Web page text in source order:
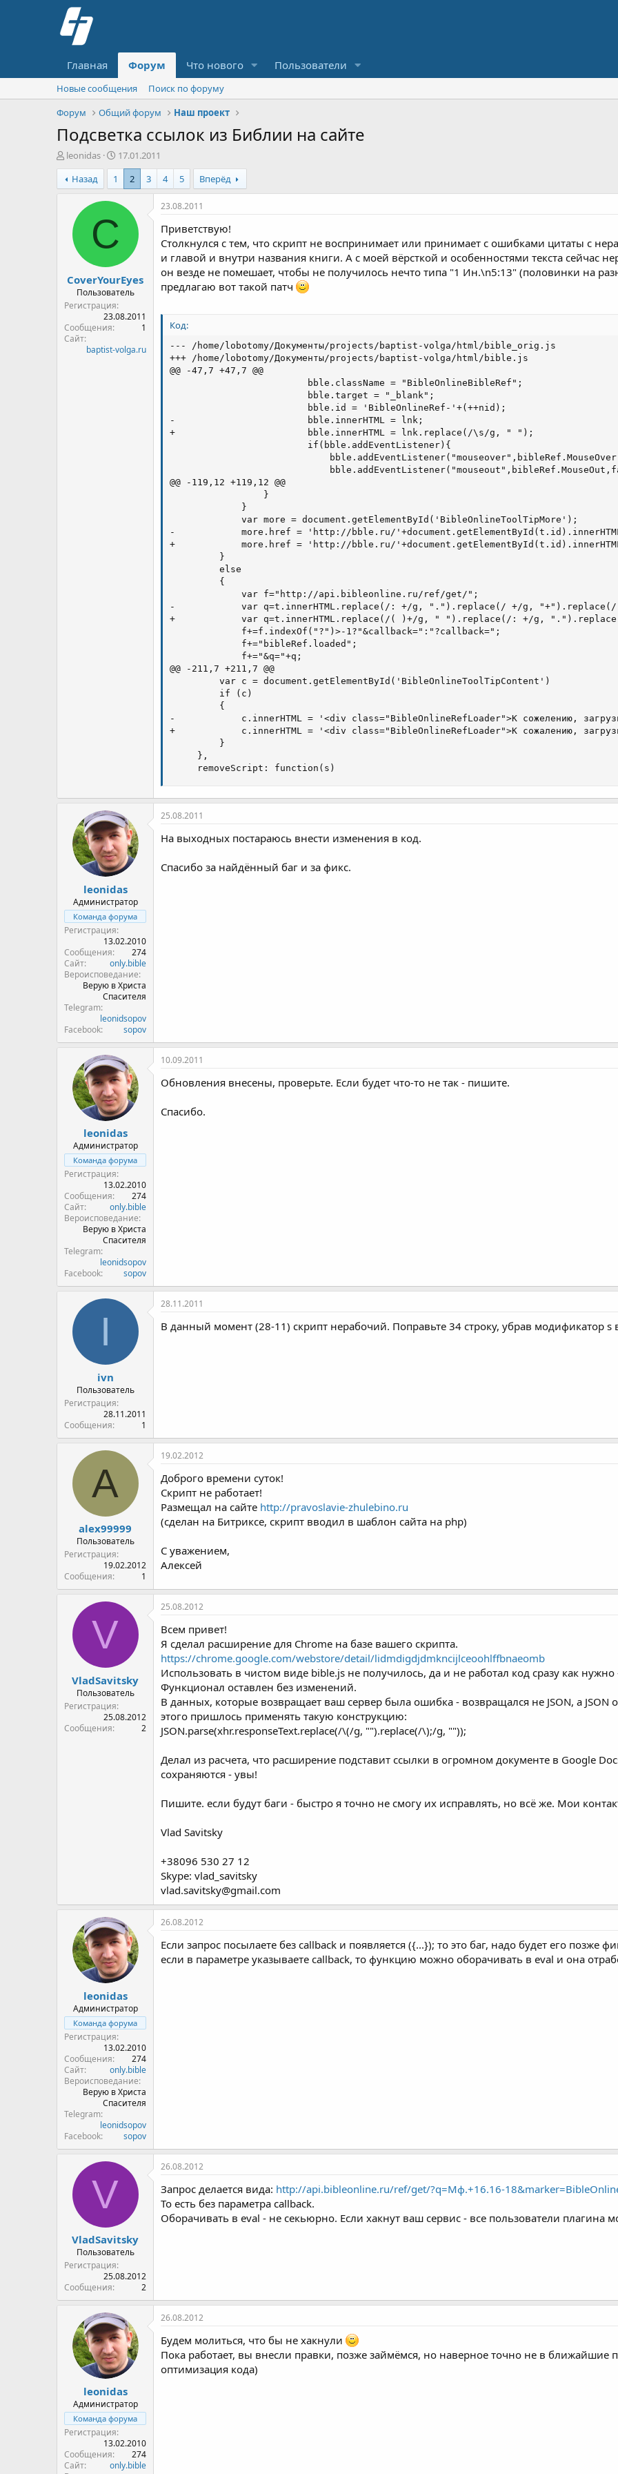
Главная Форум Что нового Пользователи
Новые сообщения
Поиск по форуму
Форум
Общий форум Наш проект
Подсветка ссылок из Библии на сайте
А
в
т
о
leonidas
Д
а
а
н
ч
а
а
17.01.2011
Назад
1 2 3 4 5 Вперёд
C
CoverYourEyes
Пользователь
Регистрация
23.08.2011
Сообщения
1
Сайт
baptist-volga.ru
23.08.2011
Приветствую!
Столкнулся с тем, что скрипт не воспринимает или принимает с ошибками цитаты с
и главой и внутри названия книги. А с моей вёрсткой и особенностями текста сейчас
он везде не помешает, чтобы не получилось нечто типа "1 Ин.\n5:13" (половинки на
предлагаю вот такой патч
Код:
--- /home/lobotomy/Документы/projects/baptist-volga/html/bible_orig.js
+++ /home/lobotomy/Документы/projects/baptist-volga/html/bible.js
@@ -47,7 +47,7 @@
                         bble.className = "BibleOnlineBibleRef";
                         bble.target = "_blank";
                         bble.id = 'BibleOnlineRef-'+(++nid);
-                        bble.innerHTML = lnk;
+                        bble.innerHTML = lnk.replace(/\s/g, " ");
                         if(bble.addEventListener){
@@ -119,12 +119,12 @@
                 }
             }
             var more = document.getElementById('BibleOnlineToolTipMore');
-            more.href = 'http://bble.ru/
+            more.href = 'http://bble.ru/
         }
         else
         {
             var f="http://api.bibleonline.ru/ref/get/";
-            var q=t.innerHTML.replace(/: +/g, ".").replace(/ +/g,
+            var q=t.innerHTML.replace(/( )+/g, " ").replace(/: +/g,
             f+=f.indexOf("?")>-1?"&callback=":"?callback=";
             f+="bibleRef.loaded";
             f+="&q="+q;
@@ -211,7 +211,7 @@
         var c = document.getElementById('BibleOnlineToolTipContent')
         if (c)
         {
-            c.innerHTML = '<div class="BibleOnlineRefLoader">К сожелению,
+            c.innerHTML = '<div class="BibleOnlineRefLoader">К сожалению,
         }
     },
     removeScript: function(s)
leonidas
Администратор
Команда форума
Регистрация
13.02.2010
Сообщения
274
Сайт
only.bible
Вероисповедание
Верую в Христа
Спасителя
Telegram
leonidsopov
Facebook
sopov
25.08.2011
На выходных постараюсь внести изменения в код.
Спасибо за найдённый баг и за фикс.
leonidas
Администратор
Команда форума
Регистрация
13.02.2010
Сообщения
274
Сайт
only.bible
Вероисповедание
Верую в Христа
Спасителя
Telegram
leonidsopov
Facebook
sopov
10.09.2011
Обновления внесены, проверьте. Если будет что-то не так - пишите.
Спасибо.
I
ivn
Пользователь
Регистрация
28.11.2011
Сообщения
1
28.11.2011
В данный момент (28-11) скрипт нерабочий. Поправьте 34 строку, убрав модификатор s
A
alex99999
Пользователь
Регистрация
19.02.2012
Сообщения
1
19.02.2012
Доброго времени суток!
Скрипт не работает!
Размещал на сайте http://pravoslavie-zhulebino.ru
(сделан на Битриксе, скрипт вводил в шаблон сайта на php)
С уважением,
Алексей
V
VladSavitsky
Пользователь
Регистрация
25.08.2012
Сообщения
2
25.08.2012
Всем привет!
Я сделал расширение для Chrome на базе вашего скрипта.
https://chrome.google.com/webstore/detail/lidmdigdjdmkncijlceoohlffbnaeomb
Использовать в чистом виде bible.js не получилось, да и не работал код сразу как
Функционал оставлен без изменений.
В данных, которые возвращает ваш сервер была ошибка - возвращался не JSON, а JSON
этого пришлось применять такую конструкцию:
JSON.parse(xhr.responseText.replace(/\(/g, "").replace(/\);/g, ""));
Делал из расчета, что расширение подставит ссылки в огромном документе в Google
сохраняются - увы!
Пишите. если будут баги - быстро я точно не смогу их исправлять, но всё же. Мои
Vlad Savitsky
+38096 530 27 12
Skype: vlad_savitsky
vlad.savitsky@gmail.com
leonidas
Администратор
Команда форума
Регистрация
13.02.2010
Сообщения
274
Сайт
only.bible
Вероисповедание
Верую в Христа
Спасителя
Telegram
leonidsopov
Facebook
sopov
26.08.2012
Если запрос посылаете без callback и появляется ({...}); то это баг, надо будет его позже
если в параметре указываете callback, то функцию можно оборачивать в eval и она
V
VladSavitsky
Пользователь
Регистрация
25.08.2012
Сообщения
2
26.08.2012
Запрос делается вида: http://api.bibleonline.ru/ref/get/?q=Мф.+16.16-
То есть без параметра callback.
Оборачивать в eval - не секьюрно. Если хакнут ваш сервис - все пользователи плагина
leonidas
Администратор
Команда форума
Регистрация
13.02.2010
Сообщения
274
Сайт
only.bible
26.08.2012
Будем молиться, что бы не хакнули
Пока работает, вы внесли правки, позже займёмся, но наверное точно не в ближайшие
оптимизация кода)